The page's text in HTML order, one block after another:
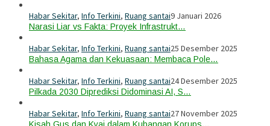
Habar Sekitar, Info Terkini, Ruang santai9 Januari 2026
Narasi Liar vs Fakta: Proyek Infrastrukt…
Habar Sekitar, Info Terkini, Ruang santai25 Desember 2025
Bahasa Agama dan Kekuasaan: Membaca Pole…
Habar Sekitar, Info Terkini, Ruang santai24 Desember 2025
Pilkada 2030 Diprediksi Didominasi AI, S…
Habar Sekitar, Info Terkini, Ruang santai27 November 2025